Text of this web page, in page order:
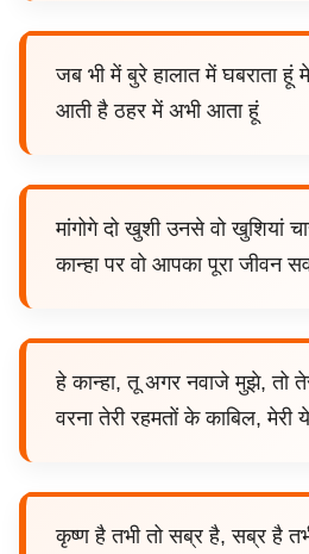
जब भी में बुरे हालात में घबराता हूं
आती है ठहर में अभी आता हूं
मांगोगे दो खुशी उनसे वो खुशियां
कान्हा पर वो आपका पूरा जीवन
हे कान्हा, तू अगर नवाजे मुझे, तो
वरना तेरी रहमतों के काबिल, मेरी
कृष्ण है तभी तो सब्र है, सब्र है